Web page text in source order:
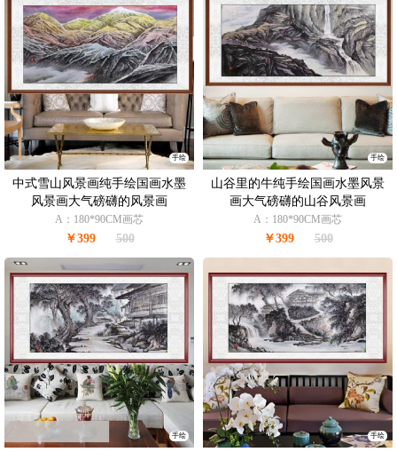
手绘
中式雪山风景画纯手绘国画水墨
风景画大气磅礴的风景画
A：180*90CM画芯
￥399 500
手绘
山谷里的牛纯手绘国画水墨风景
画大气磅礴的山谷风景画
A：180*90CM画芯
￥399 500
手绘 手绘